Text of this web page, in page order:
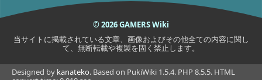
© 2026 GAMERS Wiki
当サイトに掲載されている文章、画像およびその他全ての内容に関し
て、無断転載や複製を固く禁止します。
Designed by kanateko. Based on PukiWiki 1.5.4. PHP 8.5.5. HTML